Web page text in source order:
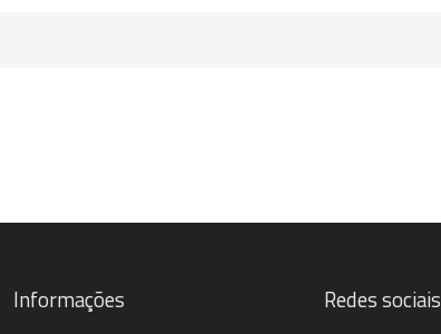
Informações Redes sociais